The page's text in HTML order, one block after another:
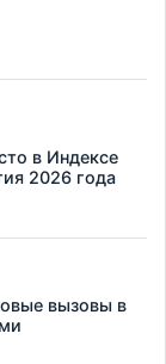
в Индексе
2026 года
вызовы в